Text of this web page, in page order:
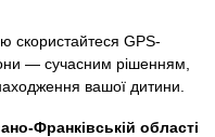
скористайтеся GPS-
— сучасним рішенням,
вашої дитини.
Франківській області